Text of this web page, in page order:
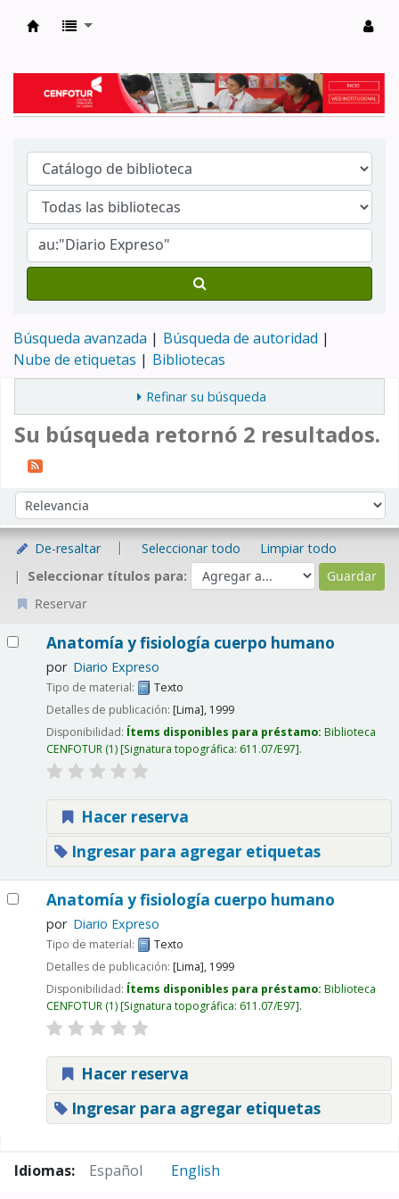
Búsqueda avanzada
Búsqueda de autoridad
Nube de etiquetas
Bibliotecas
Refinar su búsqueda
Su búsqueda retornó 2 resultados.
Ordenar por:
De-resaltar Seleccionar todo
Limpiar todo
Seleccionar títulos para:
Reservar
Anatomía y fisiología cuerpo humano
por Diario Expreso
Tipo de material:
Texto
Detalles de publicación: [Lima], 1999
Disponibilidad: Ítems disponibles para préstamo: Biblioteca
CENFOTUR(1) Signatura topográfica: 611.07/E97 .
Hacer reserva
Ingresar para agregar etiquetas
Anatomía y fisiología cuerpo humano
por Diario Expreso
Tipo de material:
Texto
Detalles de publicación: [Lima], 1999
Disponibilidad: Ítems disponibles para préstamo: Biblioteca
CENFOTUR(1) Signatura topográfica: 611.07/E97 .
Hacer reserva
Ingresar para agregar etiquetas
Idiomas: Español English